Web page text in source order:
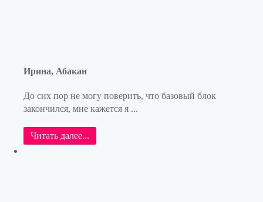
Ирина, Абакан
До сих пор не могу поверить, что базовый блок
закончился, мне кажется я ...
Читать далее...